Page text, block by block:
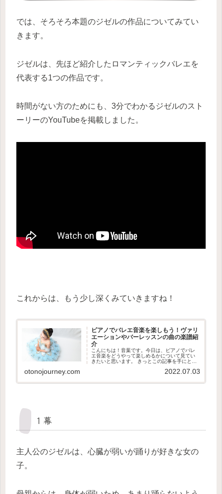
では、そろそろ本題のジゼルの作品についてみてい
きます。
ジゼルは、先ほど紹介したロマンティックバレエを
代表する1つの作品です。
時間がない方のためにも、3分でわかるジゼルのスト
ーリーのYouTubeを掲載しました。
これからは、もう少し深くみていきますね！
ピアノでバレエ音楽を楽しもう！ヴァリ
エーションやバーレッスンの曲の楽譜紹
介
こんにちは！音葉です。今日は、ピアノでバレ
エ音楽をどうやって楽しめるかについて見てい
きたいと思います。 きっとこの記事を手にとっ
方や、バレエの音楽が好きな方が多いと思いま
otonojourney.com 2022.07.03
１幕
主人公のジゼルは、心臓が弱いが踊りが好きな女の
子。